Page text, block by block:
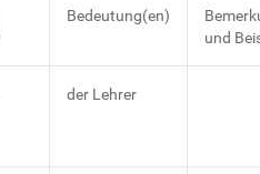
Bedeutung(en)
und
der Lehrer